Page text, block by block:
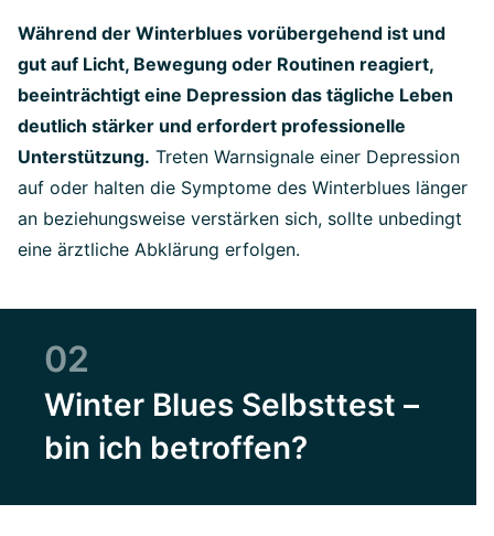
Während der Winterblues vorübergehend ist und
gut auf Licht, Bewegung oder Routinen reagiert,
beeinträchtigt eine Depression das tägliche Leben
deutlich stärker und erfordert professionelle
Unterstützung. Treten Warnsignale einer Depression
auf oder halten die Symptome des Winterblues länger
an beziehungsweise verstärken sich, sollte unbedingt
eine ärztliche Abklärung erfolgen.
02
Winter Blues Selbsttest –
bin ich betroffen?